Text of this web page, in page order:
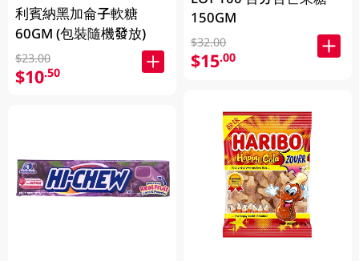
利賓納黑加侖子軟糖
60GM (包裝隨機發放)
$23.00
$10.50
150GM
$32.00
$15.00